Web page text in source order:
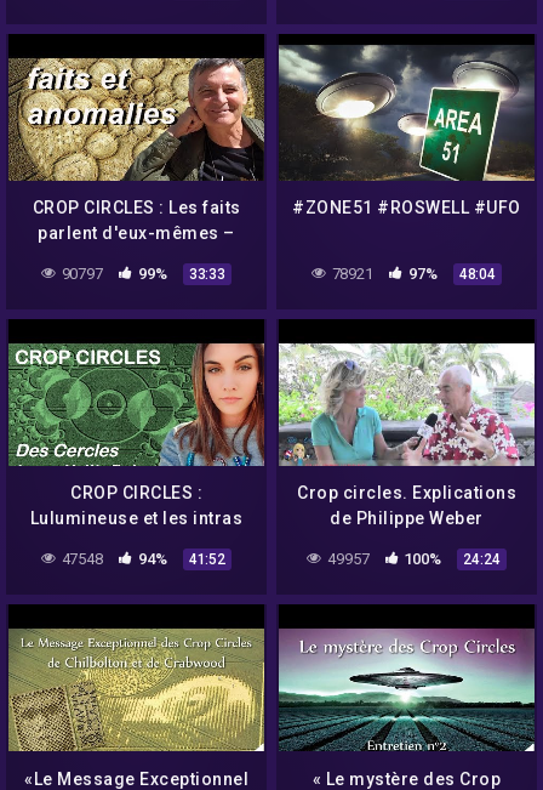
CROP CIRCLES : Les faits
parlent d'eux-mêmes –
Umberto Molinaro
90797 99% 33:33
#ZONE51 #ROSWELL #UFO
78921 97% 48:04
CROP CIRCLES :
Lulumineuse et les intras
nous apportent de
nouvelles réponses (1/2)
47548 94% 41:52
Crop circles. Explications
de Philippe Weber
49957 100% 24:24
«Le Message Exceptionnel
« Le mystère des Crop